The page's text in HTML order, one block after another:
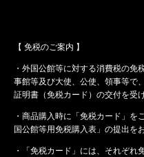
【 免税のご案内 】
・外国公館等に対する消費税の免
事館等及び大使、公使、領事等で
証明書（免税カード）の交付を受
・商品購入時に「免税カード」を
国公館等用免税購入表」の提出を
・「免税カード」には、それぞれ